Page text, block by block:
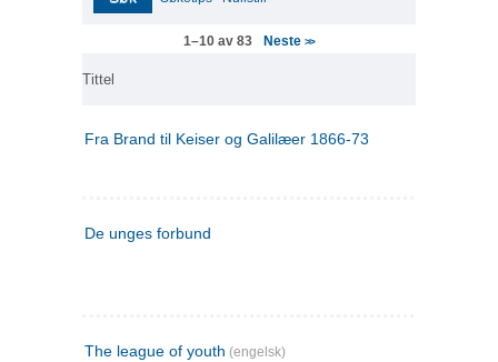
1–10 av 83 Neste>>
Tittel
Fra Brand til Keiser og Galilæer 1866-73
De unges forbund
The league of youth (engelsk)